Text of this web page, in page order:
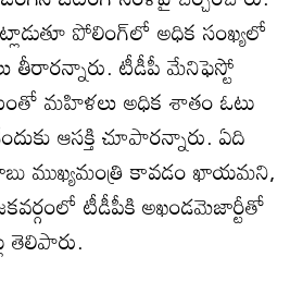
పోలింగ్‌లో అధిక సంఖ్యలో
తీరారన్నారు. టీడీపీ మేనిఫెస్టో
మహిళలు అధిక శాతం ఓటు
ఆసక్తి చూపారన్నారు. ఏది
ముఖ్యమంత్రి కావడం ఖాయమని,
టీడీపీకి అఖండమెజార్టీతో
తెలిపారు.